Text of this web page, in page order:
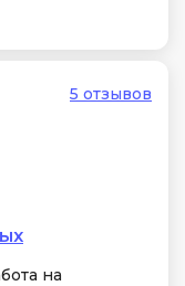
5 отзывов
на